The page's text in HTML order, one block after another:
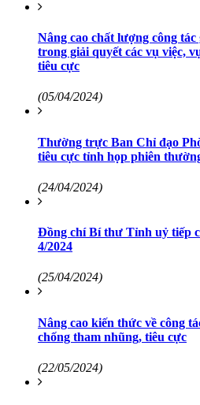
Nâng cao chất lượng công
trong giải quyết các vụ việc,
tiêu cực
(05/04/2024)
Thường trực Ban Chỉ đạo
tiêu cực tỉnh họp phiên
(24/04/2024)
Đồng chí Bí thư Tỉnh uỷ tiếp
4/2024
(25/04/2024)
Nâng cao kiến thức về công
chống tham nhũng, tiêu cực
(22/05/2024)